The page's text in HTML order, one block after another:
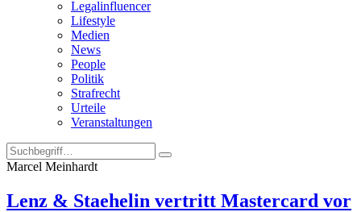
Legalinfluencer
Lifestyle
Medien
News
People
Politik
Strafrecht
Urteile
Veranstaltungen
Marcel Meinhardt
Lenz & Staehelin vertritt Mastercard vor